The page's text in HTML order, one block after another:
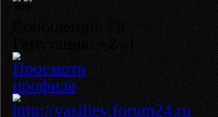
Сообщений: 78
Репутация: +2/-1